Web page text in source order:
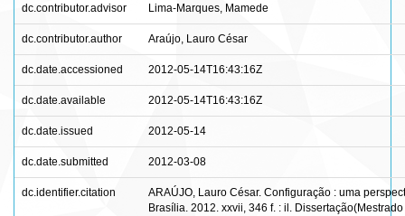
dc.contributor.advisor Lima-Marques, Mamede
dc.contributor.author Araújo, Lauro César
dc.date.accessioned 2012-05-14T16:43:16Z
dc.date.available 2012-05-14T16:43:16Z
dc.date.issued 2012-05-14
dc.date.submitted 2012-03-08
dc.identifier.citation
ARAÚJO, Lauro César. Configuração : uma
Brasília. 2012. xxvii, 346 f. : il.